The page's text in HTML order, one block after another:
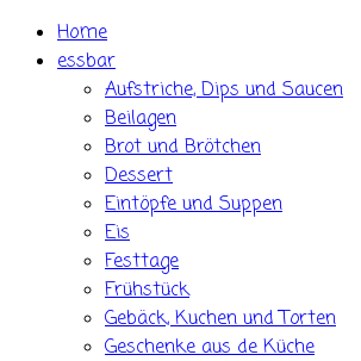
Skip Home
essbar
Aufstriche, Dips und Saucen
Beilagen
Brot und Brötchen
Dessert
Eintöpfe und Suppen
Eis
Festtage
Frühstück
Gebäck, Kuchen und Torten
Geschenke aus de Küche